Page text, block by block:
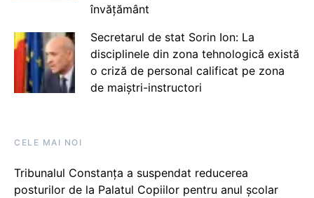
învățământ
Secretarul de stat Sorin Ion: La
disciplinele din zona tehnologică există
o criză de personal calificat pe zona
de maiștri-instructori
CELE MAI NOI
Tribunalul Constanța a suspendat reducerea
posturilor de la Palatul Copiilor pentru anul școlar